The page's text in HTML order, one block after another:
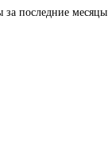
последние месяцы